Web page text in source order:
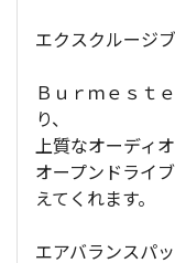
エクスクルージ
Ｂｕｒｍｅｓｔ
り、
上質なオーディ
オープンドライ
えてくれます。
エアバランスパ